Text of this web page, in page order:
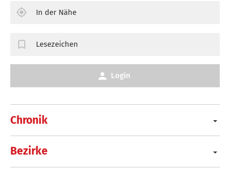
Chronik
Bezirke
In der Nähe
Lesezeichen
Login